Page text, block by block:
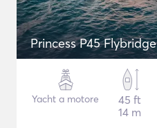
Princess P45 Flybridge
Yacht a motore
45 ft
14 m